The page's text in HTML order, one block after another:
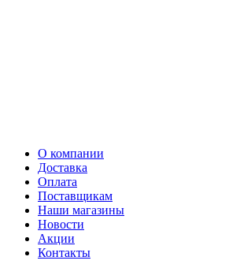
О компании
Доставка
Оплата
Поставщикам
Наши магазины
Новости
Акции
Контакты